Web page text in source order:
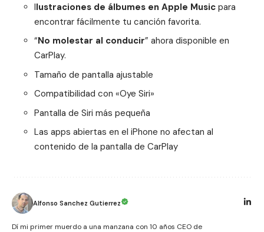
Ilustraciones de álbumes en Apple Musicpara
encontrar fácilmente tu canción favorita.
“No molestar al conducir” ahora disponible en
CarPlay.
Tamaño de pantalla ajustable
Compatibilidad con «Oye Siri»
Pantalla de Siri más pequeña
Las apps abiertas en el iPhone no afectan al
contenido de la pantalla de CarPlay
Alfonso Sanchez Gutierrez
Dí mi primer muerdo a una manzana con 10 años CEO de